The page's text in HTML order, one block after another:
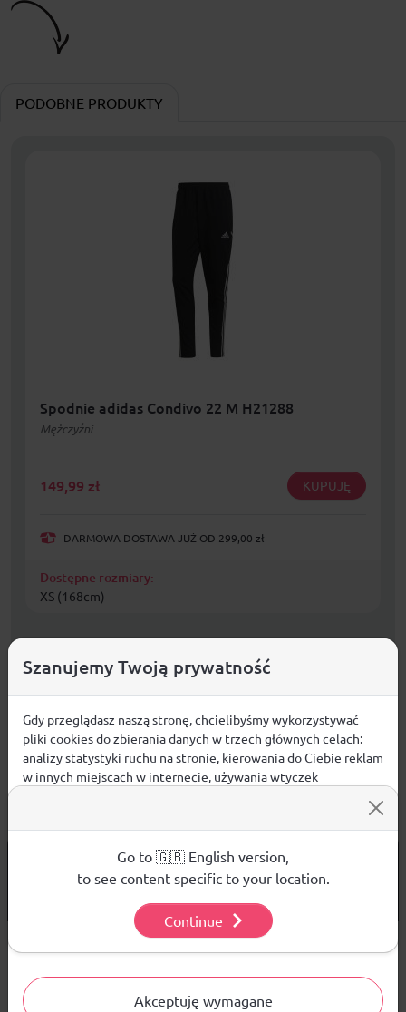
PODOBNE PRODUKTY
Spodnie adidas Condivo 22 M H21288
Mężczyźni
149,99 zł KUPUJĘ
DARMOWA DOSTAWA JUŻ OD 299,00 zł
Dostępne rozmiary:
XS (168cm)
DARMOWA WYSYŁKAod 299 PLN
NA ZWROT TOWARU
Sprzedaż hurtowa
Szanujemy Twoją prywatność
Gdy przeglądasz naszą stronę, chcielibyśmy wykorzystywać
pliki cookies do zbierania danych w trzech głównych celach:
analizy statystyki ruchu na stronie, kierowania do Ciebie reklam
w innych miejscach w internecie, używania wtyczek
używanych plików cookies.
Aby dowiedzieć się więcej o plikach cookie i tym, jak
wykorzystujemy Twoje dane, odwiedź naszą Polityką
Akceptuję wymagane
Go to 🇬🇧 English version,
to see content specific to your location.
Continue